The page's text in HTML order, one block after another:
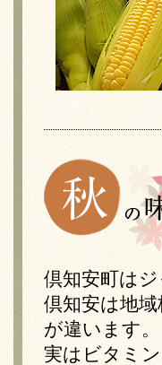
倶知安町はジ
倶知安は地
が違います。
実はビタミ